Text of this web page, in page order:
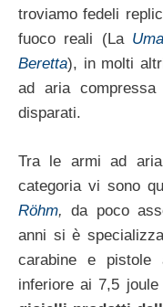
troviamo fedeli
fuoco reali (La
Beretta), in molti
ad aria
disparati.
Tra le armi ad
categoria vi sono
Röhm, da poco
anni si è
carabine e pistole
inferiore ai 7,5